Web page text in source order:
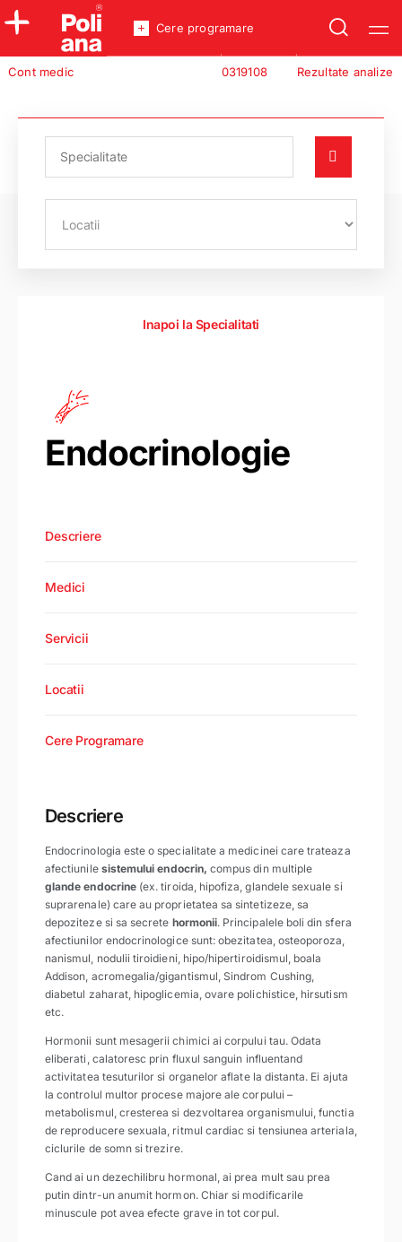
Policlinica
Cont medic Rezultate analize
0319108
Cere programare
Inapoi la Specialitati
Endocrinologie
Descriere
Medici
Servicii
Locatii
Cere Programare
Descriere
Endocrinologia este o specialitate a medicinei care trateaza
afectiunilesistemului endocrin, compus din multiple
glande endocrine(ex. tiroida, hipofiza, glandele sexuale si
suprarenale) care au proprietatea sa sintetizeze, sa
depoziteze si sa secrete hormonii. Principalele boli din sfera
afectiunilor endocrinologice sunt: obezitatea, osteoporoza,
nanismul, nodulii tiroidieni, hipo/hipertiroidismul, boala
Addison, acromegalia/gigantismul, Sindrom Cushing,
diabetul zaharat, hipoglicemia, ovare polichistice, hirsutism
etc.
Hormonii sunt mesagerii chimici ai corpului tau. Odata
eliberati, calatoresc prin fluxul sanguin influentand
activitatea tesuturilor si organelor aflate la distanta. Ei ajuta
la controlul multor procese majore ale corpului –
metabolismul, cresterea si dezvoltarea organismului, functia
de reproducere sexuala, ritmul cardiac si tensiunea arteriala,
ciclurile de somn si trezire.
Cand ai un dezechilibru hormonal, ai prea mult sau prea
putin dintr-un anumit hormon. Chiar si modificarile
minuscule pot avea efecte grave in tot corpul.